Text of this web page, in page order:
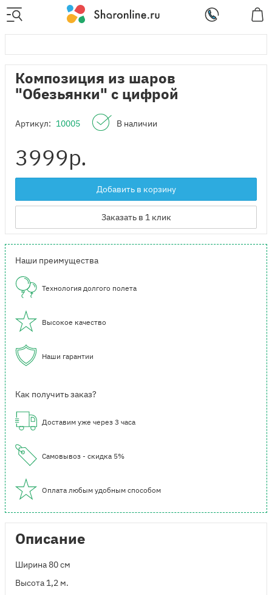
Композиция из шаров
"Обезьянки" с цифрой
Артикул: 10005 В наличии
3999р.
Добавить в корзину
Заказать в 1 клик
Наши преимущества
Технология долгого полета
Высокое качество
Наши гарантии
Как получить заказ?
Доставим уже через 3 часа
Самовывоз - скидка 5%
Оплата любым удобным способом
Описание
Ширина 80 см
Высота 1,2 м.